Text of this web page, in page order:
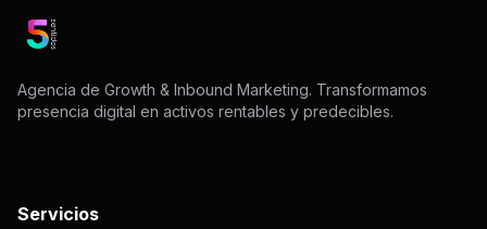
Agencia de Growth & Inbound Marketing. Transformamos
presencia digital en activos rentables y predecibles.
Servicios